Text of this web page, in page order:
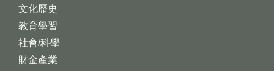
文化歷史
教育學習
社會/科學
財金產業